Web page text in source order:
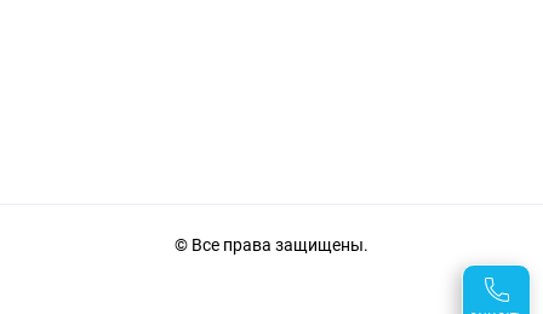
© Все права защищены.